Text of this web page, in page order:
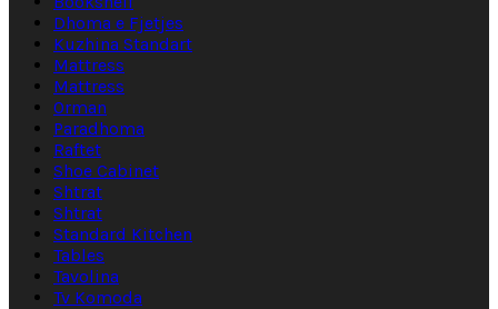
Dhoma e Fjetjes
Kuzhina Standart
Mattress
Mattress
Orman
Paradhoma
Raftet
Shoe Cabinet
Shtrat
Shtrat
Standard Kitchen
Tables
Tavolina
Tv Komoda